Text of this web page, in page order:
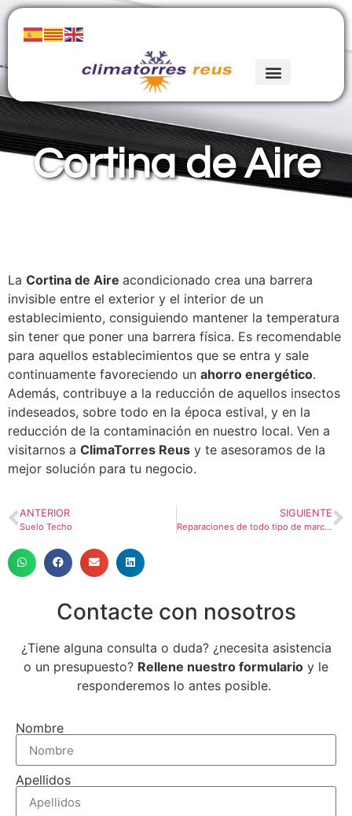
Cortina de Aire
La Cortina de Aire acondicionado crea una barrera
invisible entre el exterior y el interior de un
establecimiento, consiguiendo mantener la temperatura
sin tener que poner una barrera física. Es recomendable
para aquellos establecimientos que se entra y sale
continuamente favoreciendo un ahorro energético.
Además, contribuye a la reducción de aquellos insectos
indeseados, sobre todo en la época estival, y en la
reducción de la contaminación en nuestro local. Ven a
visitarnos a ClimaTorres Reus y te asesoramos de la
mejor solución para tu negocio.
ANTERIOR
Suelo Techo
SIGUIENTE
Reparaciones de todo tipo de marcas de Aire Acondicionado
Contacte con nosotros
¿Tiene alguna consulta o duda? ¿necesita asistencia
o un presupuesto? Rellene nuestro formulario y le
responderemos lo antes posible.
Nombre
Apellidos